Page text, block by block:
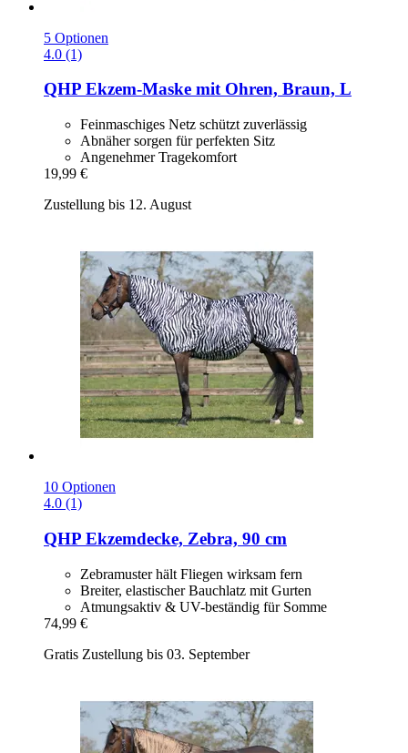
5 Optionen
4.0 (1)
QHP Ekzem-​Maske mit Ohren, Braun, L
Feinmaschiges Netz schützt zuverlässig
Abnäher sorgen für perfekten Sitz
Angenehmer Tragekomfort
19,99 €
Zustellung bis 12. August
10 Optionen
4.0 (1)
QHP Ekzemdecke, Zebra, 90 cm
Zebramuster hält Fliegen wirksam fern
Breiter, elastischer Bauchlatz mit Gurten
Atmungsaktiv & UV-beständig für Somme
74,99 €
Gratis Zustellung bis 03. September